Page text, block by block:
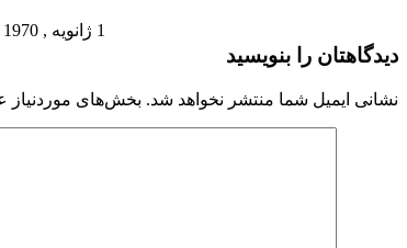
1 ژانویه , 1970
دیدگاهتان را بنویسید
نشانی ایمیل شما منتشر نخواهد شد. بخش‌های موردنیاز